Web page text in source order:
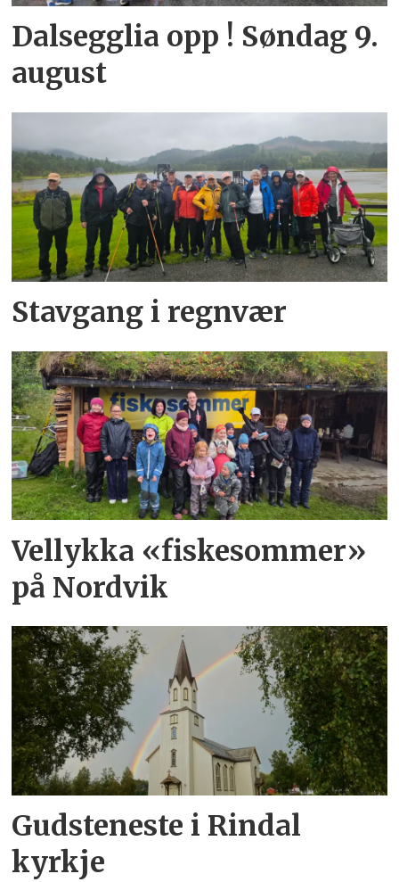
Dalsegglia opp ! Søndag 9.
august
Stavgang i regnvær
Vellykka «fiskesommer»
på Nordvik
Gudsteneste i Rindal
kyrkje